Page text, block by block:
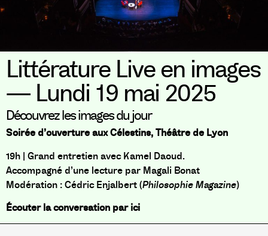
Littérature Live en images
— Lundi 19 mai 2025
Découvrez les images du jour
Soirée d’ouverture aux Célestins, Théâtre de Lyon
19h | Grand entretien avec Kamel Daoud.
Accompagné d’une lecture par Magali Bonat
Modération : Cédric Enjalbert (Philosophie Magazine)
Écouter la conversation par ici